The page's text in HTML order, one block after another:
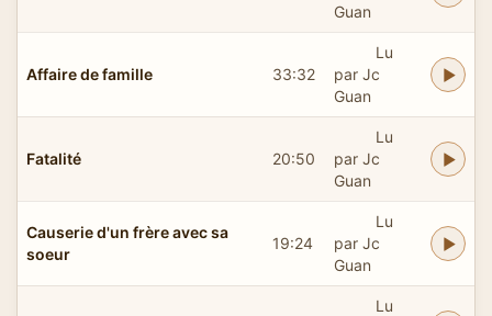
Guan
Affaire de famille 33:32
Lu
par Jc
Guan
Fatalité 20:50
Lu
par Jc
Guan
Causerie d'un frère avec sa
soeur
19:24
Lu
par Jc
Guan
Lu